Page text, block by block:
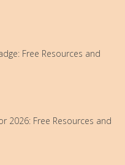
Free Resources and
2026: Free Resources and